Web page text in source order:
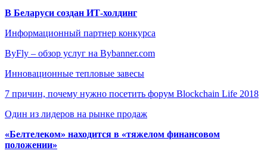
В Беларуси создан ИТ-холдинг
Информационный партнер конкурса
ByFly – обзор услуг на Bybanner.com
Инновационные тепловые завесы
7 причин, почему нужно посетить форум Blockchain Life 2018
Один из лидеров на рынке продаж
«Белтелеком» находится в «тяжелом финансовом
положении»